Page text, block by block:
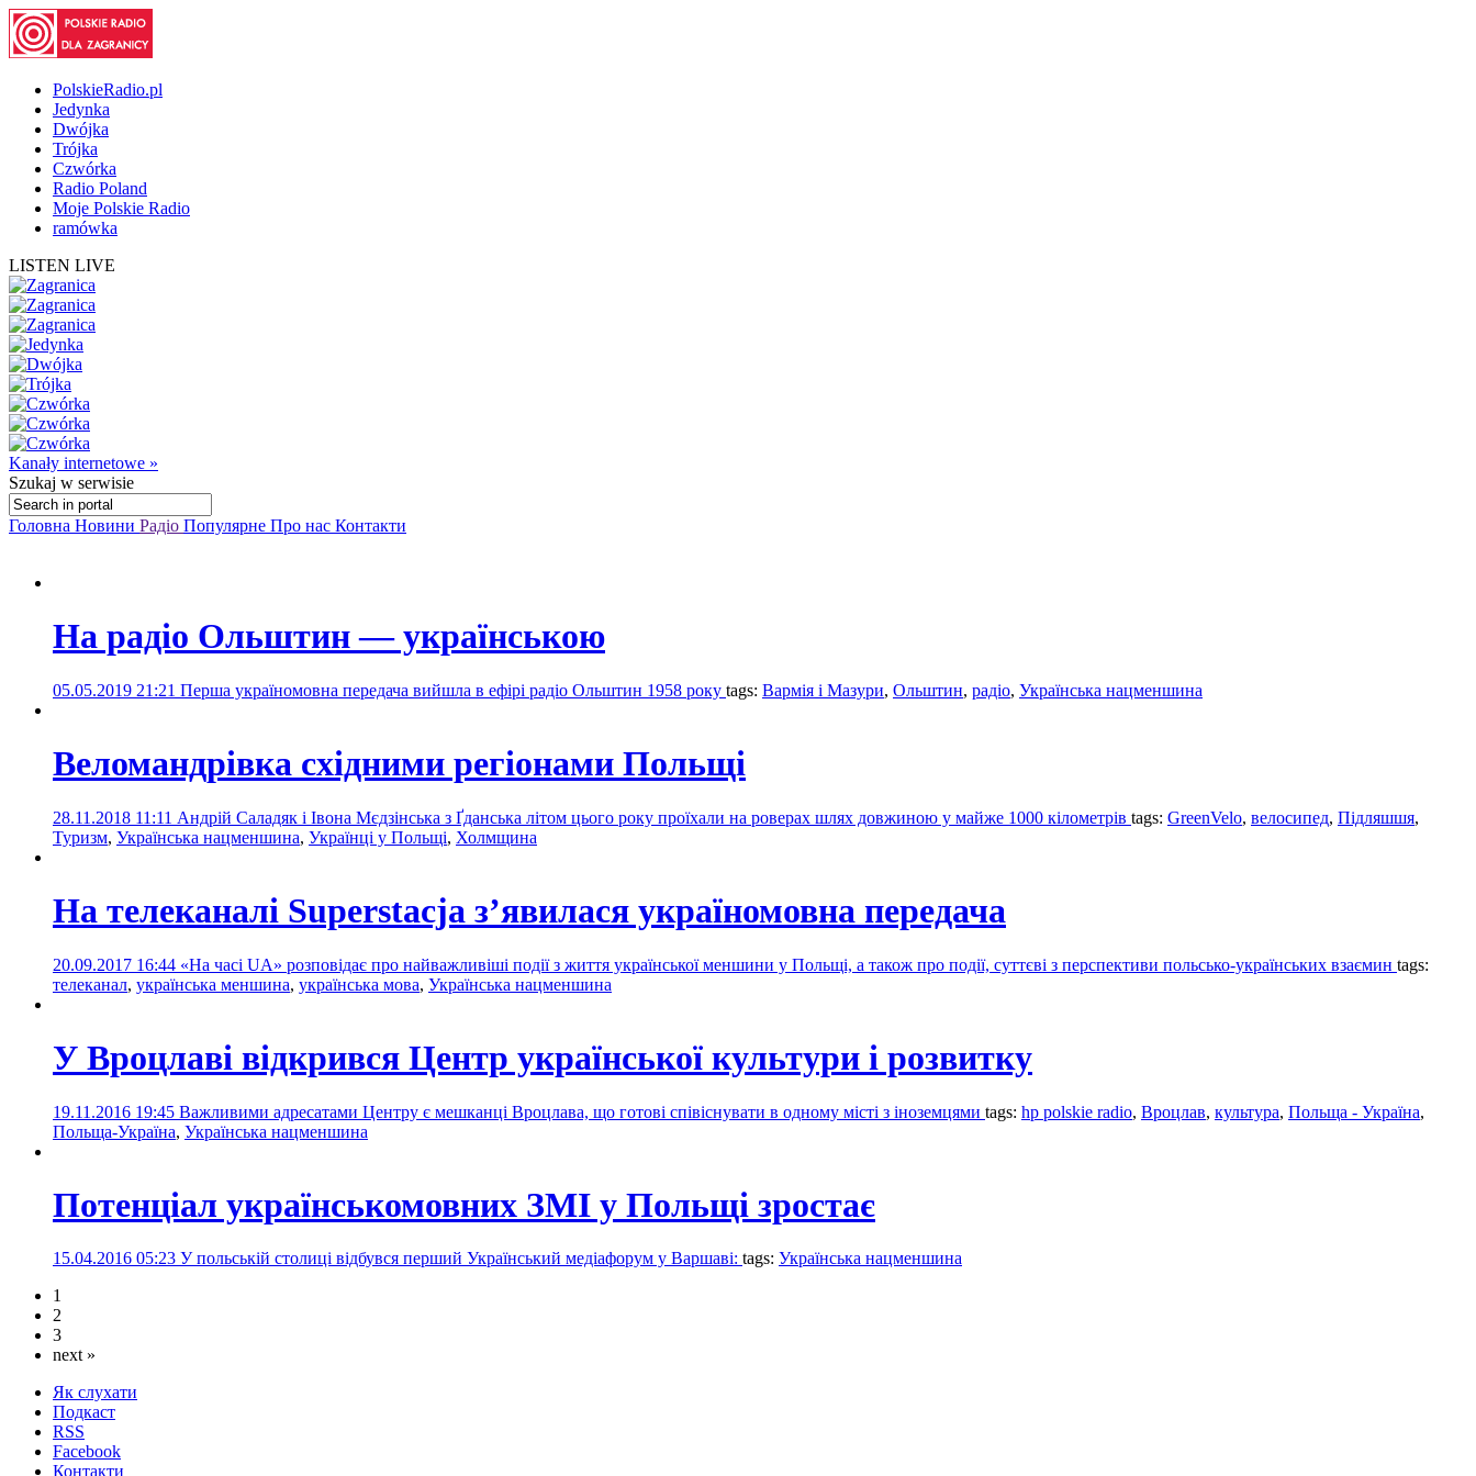
PolskieRadio.pl
Jedynka
Dwójka
Trójka
Czwórka
Radio Poland
Moje Polskie Radio
ramówka
LISTEN LIVE
Kanały internetowe »
Szukaj w serwisie
Головна Новини Радіо Популярне Про нас Контакти
На радіо Ольштин — українською
05.05.2019 21:21 Перша україномовна передача вийшла в ефірі радіо Ольштин 1958 року tags: Вармія і Мазури, Ольштин, радіо, Українська нацменшина
Веломандрівка східними регіонами Польщі
28.11.2018 11:11 Андрій Саладяк і Івона Мєдзінська з Ґданська літом цього року проїхали на роверах шлях довжиною у майже 1000 кілометрів tags: GreenVelo, велосипед, Підляшшя,
Туризм, Українська нацменшина, Українці у Польщі, Холмщина
На телеканалі Superstacja з’явилася україномовна передача
20.09.2017 16:44 «На часі UA» розповідає про найважливіші події з життя української меншини у Польщі, а також про події, суттєві з перспективи польсько-українських взаємин tags:
телеканал, українська меншина, українська мова, Українська нацменшина
У Вроцлаві відкрився Центр української культури і розвитку
19.11.2016 19:45 Важливими адресатами Центру є мешканці Вроцлава, що готові співіснувати в одному місті з іноземцями tags: hp polskie radio, Вроцлав, культура, Польща - Україна,
Польща-Україна, Українська нацменшина
Потенціал українськомовних ЗМІ у Польщі зростає
15.04.2016 05:23 У польській столиці відбувся перший Український медіафорум у Варшаві: tags: Українська нацменшина
1
2
3
next »
Як слухати
Подкаст
RSS
Facebook
Контакти